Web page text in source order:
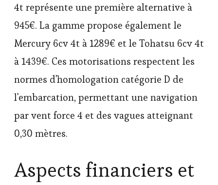
4t représente une première alternative à
945€. La gamme propose également le
Mercury 6cv 4t à 1289€ et le Tohatsu 6cv 4t
à 1439€. Ces motorisations respectent les
normes d'homologation catégorie D de
l'embarcation, permettant une navigation
par vent force 4 et des vagues atteignant
0,30 mètres.
Aspects financiers et